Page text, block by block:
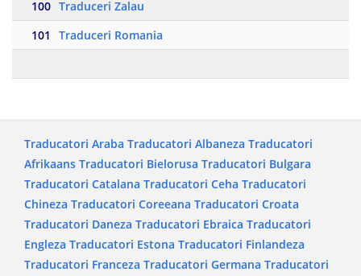
100 Traduceri Zalau
101
Traduceri Romania
Traducatori Araba Traducatori Albaneza Traducatori
Afrikaans Traducatori Bielorusa Traducatori Bulgara
Traducatori Catalana Traducatori Ceha Traducatori
Chineza Traducatori Coreeana Traducatori Croata
Traducatori Daneza Traducatori Ebraica Traducatori
Engleza Traducatori Estona Traducatori Finlandeza
Traducatori Franceza Traducatori Germana Traducatori